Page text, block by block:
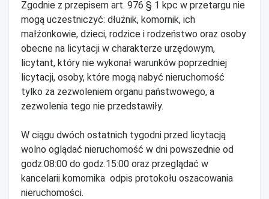
Zgodnie z przepisem art. 976 § 1 kpc w przetargu nie
mogą uczestniczyć: dłużnik, komornik, ich
małżonkowie, dzieci, rodzice i rodzeństwo oraz osoby
obecne na licytacji w charakterze urzędowym,
licytant, który nie wykonał warunków poprzedniej
licytacji, osoby, które mogą nabyć nieruchomość
tylko za zezwoleniem organu państwowego, a
zezwolenia tego nie przedstawiły.
W ciągu dwóch ostatnich tygodni przed licytacją
wolno oglądać nieruchomość w dni powszednie od
godz.08:00 do godz.15:00 oraz przeglądać w
kancelarii komornika odpis protokołu oszacowania
nieruchomości.